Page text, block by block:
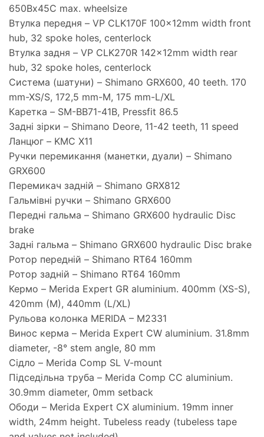
650Bx45C max. wheelsize
Втулка передня – VP CLK170F 100x12mm width front
hub, 32 spoke holes, centerlock
Втулка задня – VP CLK270R 142x12mm width rear
hub, 32 spoke holes, centerlock
Система (шатуни) – Shimano GRX600, 40 teeth. 170
mm-XS/S, 172,5 mm-M, 175 mm-L/XL
Каретка – SM-BB71-41B, Pressfit 86.5
Задні зірки – Shimano Deore, 11-42 teeth, 11 speed
Ланцюг – KMC X11
Ручки перемикання (манетки, дуали) – Shimano
GRX600
Перемикач задній – Shimano GRX812
Гальмівні ручки – Shimano GRX600
Передні гальма – Shimano GRX600 hydraulic Disc
brake
Задні гальма – Shimano GRX600 hydraulic Disc brake
Ротор передній – Shimano RT64 160mm
Ротор задній – Shimano RT64 160mm
Кермо – Merida Expert GR aluminium. 400mm (XS-S),
420mm (M), 440mm (L/XL)
Рульова колонка MERIDA – M2331
Винос керма – Merida Expert CW aluminium. 31.8mm
diameter, -8° stem angle, 80 mm
Сідло – Merida Comp SL V-mount
Підседільна труба – Merida Comp CC aluminium.
30.9mm diameter, 0mm setback
Ободи – Merida Expert CX aluminium. 19mm inner
width, 24mm height. Tubeless ready (tubeless tape